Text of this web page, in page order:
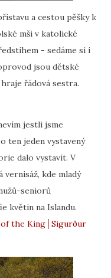
a cestou pěšky k
mši v katolické
- sedáme si i
jsou dětské
řádová sestra.
jestli jsme
ten jeden vystavený
dalo vystavit. V
vernisáž, kde mladý
seniorů
květin na Islandu.
the King│Sigurður